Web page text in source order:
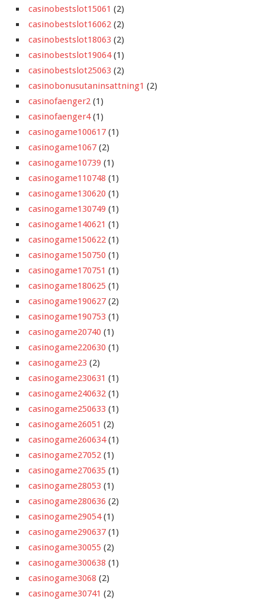
casinobestslot15061 (2)
casinobestslot16062 (2)
casinobestslot18063 (2)
casinobestslot19064(1)
casinobestslot25063 (2)
casinobonusutaninsattning1 (2)
casinofaenger2 (1)
casinofaenger4(1)
casinogame100617 (1)
casinogame1067 (2)
casinogame10739 (1)
casinogame110748 (1)
casinogame130620 (1)
casinogame130749 (1)
casinogame140621 (1)
casinogame150622 (1)
casinogame150750 (1)
casinogame170751 (1)
casinogame180625 (1)
casinogame190627 (2)
casinogame190753 (1)
casinogame20740 (1)
casinogame220630 (1)
casinogame23 (2)
casinogame230631 (1)
casinogame240632 (1)
casinogame250633 (1)
casinogame26051 (2)
casinogame260634(1)
casinogame27052 (1)
casinogame270635 (1)
casinogame28053 (1)
casinogame280636 (2)
casinogame29054(1)
casinogame290637 (1)
casinogame30055 (2)
casinogame300638 (1)
casinogame3068 (2)
casinogame30741 (2)